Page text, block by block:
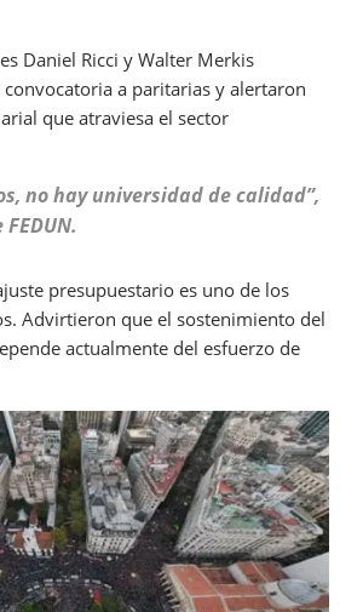
Daniel Ricci y Walter Merkis
a paritarias y alertaron
que atraviesa el sector
no hay universidad de calidad”,
presupuestario es uno de los
Advirtieron que el sostenimiento del
actualmente del esfuerzo de